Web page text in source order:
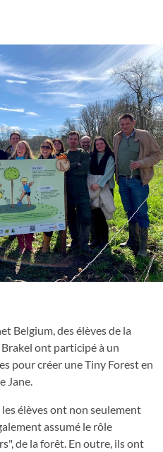
Belgium, des élèves de la
ont participé à un
pour créer une Tiny Forest en
Jane.
élèves ont non seulement
assumé le rôle
de la forêt. En outre, ils ont